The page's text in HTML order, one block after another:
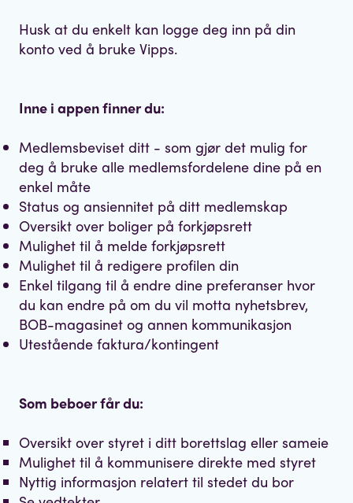
Husk at du enkelt kan logge deg inn på din
konto ved å bruke Vipps.
Inne i appen finner du:
Medlemsbeviset ditt - som gjør det mulig for
deg å bruke alle medlemsfordelene dine på en
enkel måte
Status og ansiennitet på ditt medlemskap
Oversikt over boliger på forkjøpsrett
Mulighet til å melde forkjøpsrett
Mulighet til å redigere profilen din
Enkel tilgang til å endre dine preferanser hvor
du kan endre på om du vil motta nyhetsbrev,
BOB-magasinet og annen kommunikasjon
Utestående faktura/kontingent
Som beboer får du:
Oversikt over styret i ditt borettslag eller sameie
Mulighet til å kommunisere direkte med styret
Nyttig informasjon relatert til stedet du bor